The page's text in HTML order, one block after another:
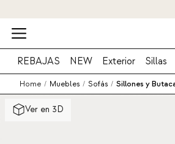
REBAJAS NEW Exterior Sillas
Home / Muebles / Sofás / Sillones y
Ver en 3D